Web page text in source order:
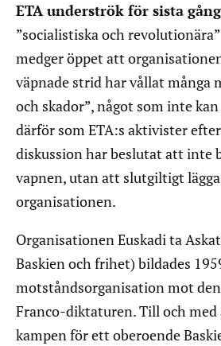
ETA underströk för sista
”socialistiska och
medger öppet att
väpnade strid har vållat många
och skador”, något som inte
därför som ETA:s aktivister
diskussion har beslutat att inte
vapnen, utan att slutgiltigt
organisationen.
Organisationen Euskadi ta
Baskien och frihet) bildades
motståndsorganisation mot
Franco-diktaturen. Till och med
kampen för ett oberoende